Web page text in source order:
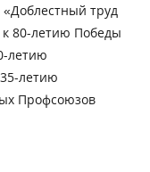
труд
80-летию Победы
летию
летию
Профсоюзов